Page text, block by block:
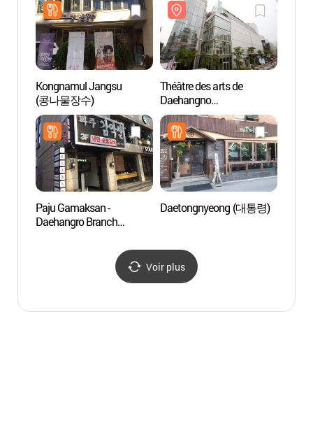
Kongnamul Jangsu
(콩나물장수)
Théâtre des arts de
Daehangno
(대학로예술극장)
Paju Gamaksan -
Daehangro Branch
Daetongnyeong (대통령)
Voir plus